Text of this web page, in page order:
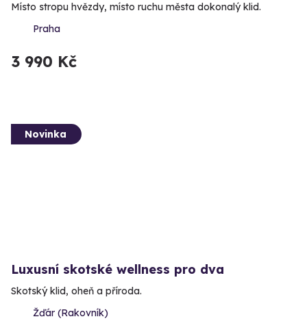
Místo stropu hvězdy, místo ruchu města dokonalý klid.
Praha
3 990 Kč
Novinka
Luxusní skotské wellness pro dva
Skotský klid, oheň a příroda.
Žďár (Rakovník)